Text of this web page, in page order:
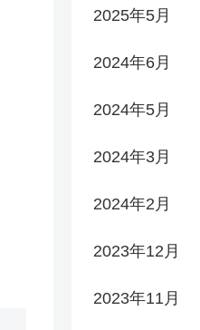
2025年5月
2024年6月
2024年5月
2024年3月
2024年2月
2023年12月
2023年11月